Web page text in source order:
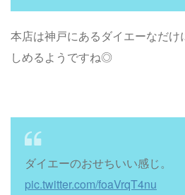
本店は神戸にあるダイエーなだ
しめるようですね◎
ダイエーのおせちいい感じ。
pic.twitter.com/foaVrqT4nu